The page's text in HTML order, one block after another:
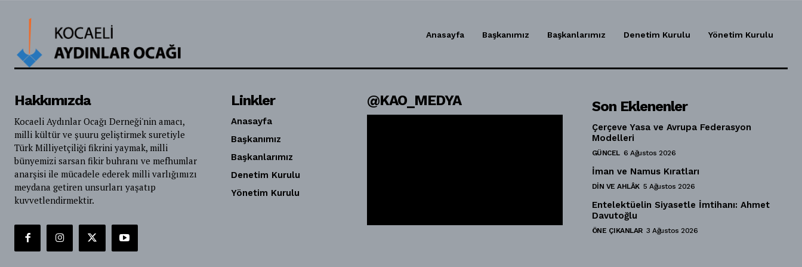
Anasayfa Başkanımız Başkanlarımız Denetim Kurulu Yönetim Kurulu
Hakkımızda
Kocaeli Aydınlar Ocağı Derneği'nin amacı,
milli kültür ve şuuru geliştirmek suretiyle
Türk Milliyetçiliği fikrini yaymak, milli
bünyemizi sarsan fikir buhranı ve mefhumlar
anarşisi ile mücadele ederek milli varlığımızı
meydana getiren unsurları yaşatıp
kuvvetlendirmektir.
Linkler
Anasayfa
Başkanımız
Başkanlarımız
Denetim Kurulu
Yönetim Kurulu
@KAO_MEDYA Son Eklenenler
Çerçeve Yasa ve Avrupa Federasyon
Modelleri
GÜNCEL 6 Ağustos 2026
İman ve Namus Kıratları
DIN VE AHLÂK 5 Ağustos 2026
Entelektüelin Siyasetle İmtihanı: Ahmet
Davutoğlu
ÖNE ÇIKANLAR 3 Ağustos 2026